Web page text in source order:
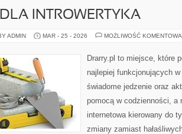
INTROWERTYKA
ADMIN MAR - 25 - 2026 MOŻLIWOŚĆ
Drarry.pl to miejsce, które
najlepiej funkcjonujących
świadome jedzenie oraz
pomocą w codzienności, a
internetowa kierowany do
zmiany zamiast